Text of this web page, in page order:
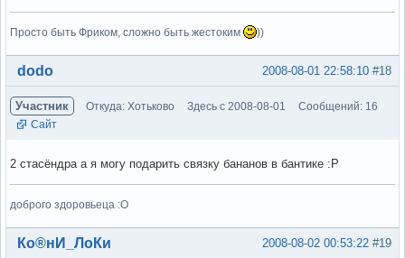
Просто быть Фриком, сложно быть жестоким ))
Вне форума #18
2008-08-01 22:58:10
dodo
Участник Откуда: Хотьково Здесь с 2008-08-01
Сообщений: 16
Сайт
2 стасёндра а я могу подарить связку бананов в бантике :Р
доброго здоровьеца :О
Вне форума #19
2008-08-02 00:53:22
Ко®нИ_ЛоКи